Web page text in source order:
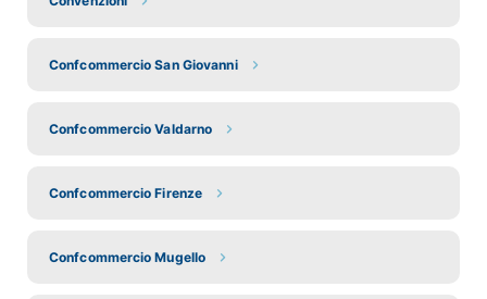
Confcommercio San Giovanni
Confcommercio Valdarno
Confcommercio Firenze
Confcommercio Mugello